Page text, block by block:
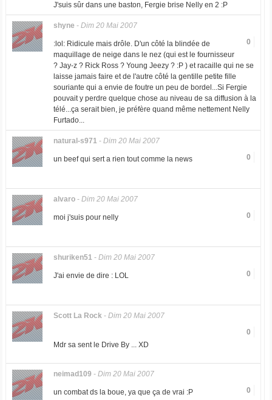
J'suis sûr dans une baston, Fergie brise Nelly en 2 :P
shyne - Dim 20 Mai 2007
0
:lol: Ridicule mais drôle. D'un côté la blindée de
maquillage de neige dans le nez (qui est le fournisseur
? Jay-z ? Rick Ross ? Young Jeezy ? :P ) et racaille qui ne se
laisse jamais faire et de l'autre côté la gentille petite fille
souriante qui a envie de foutre un peu de bordel...Si Fergie
pouvait y perdre quelque chose au niveau de sa diffusion à la
télé...ça serait bien, je préfère quand même nettement Nelly
Furtado...
natural-s971- Dim 20 Mai 2007
0
un beef qui sert a rien tout comme la news
alvaro- Dim 20 Mai 2007
0
moi j'suis pour nelly
shuriken51- Dim 20 Mai 2007
0
J'ai envie de dire : LOL
Scott La Rock- Dim 20 Mai 2007
0
Mdr sa sent le Drive By ... XD
neimad109 - Dim 20 Mai 2007
0
un combat ds la boue, ya que ça de vrai :P